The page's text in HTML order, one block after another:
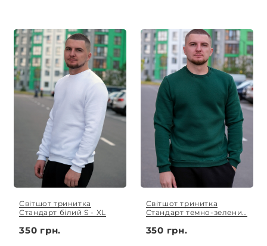
Світшот тринитка
Стандарт білий S - XL
350 грн.
Світшот тринитка
Стандарт темно-зелений
350 грн.